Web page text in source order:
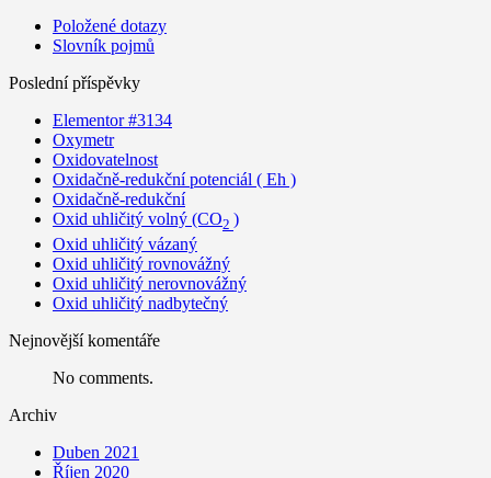
Položené dotazy
Slovník pojmů
Poslední příspěvky
Elementor #3134
Oxymetr
Oxidovatelnost
Oxidačně-redukční potenciál ( Eh )
Oxidačně-redukční
Oxid uhličitý volný (CO2 )
Oxid uhličitý vázaný
Oxid uhličitý rovnovážný
Oxid uhličitý nerovnovážný
Oxid uhličitý nadbytečný
Nejnovější komentáře
No comments.
Archiv
Duben 2021
Říjen 2020